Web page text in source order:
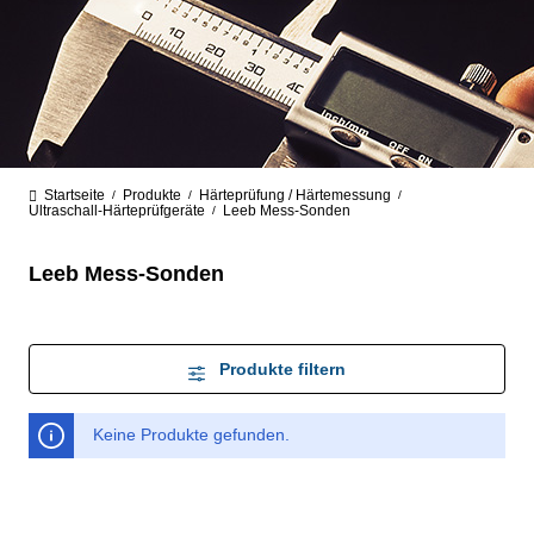
Startseite / Produkte / Härteprüfung / Härtemessung /
Ultraschall-Härteprüfgeräte / Leeb Mess-Sonden
Leeb Mess-Sonden
Produkte filtern
Keine Produkte gefunden.